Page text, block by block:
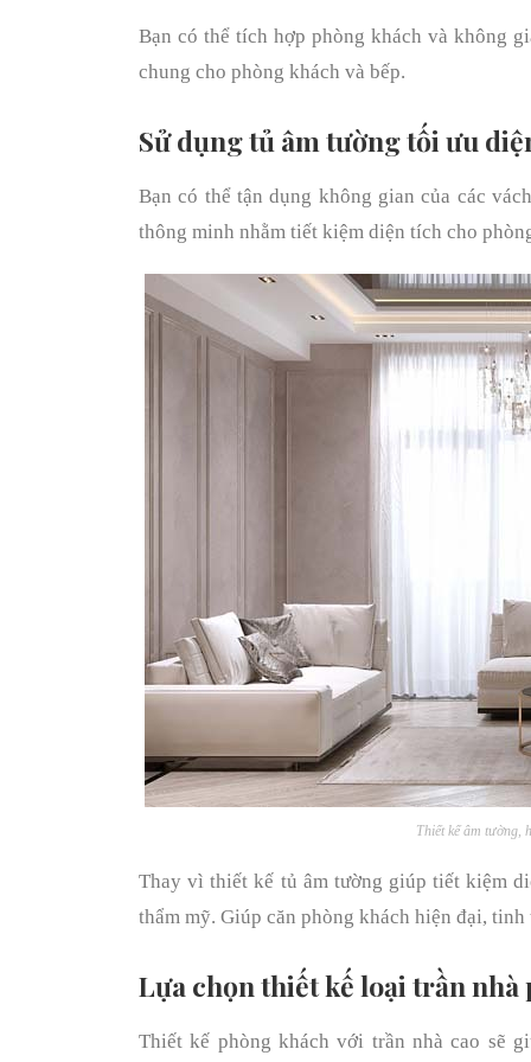
Bạn có thể tích hợp phòng khách và không
chung cho phòng khách và bếp.
Sử dụng tủ âm tường tối ưu
Bạn có thể tận dụng không gian của các
thông minh nhằm tiết kiệm diện tích cho
Thiết kế âm tường,
Thay vì thiết kế tủ âm tường giúp tiết kiệm
thẩm mỹ. Giúp căn phòng khách hiện đại, tinh
Lựa chọn thiết kế loại trần nhà
Thiết kế phòng khách với trần nhà cao sẽ